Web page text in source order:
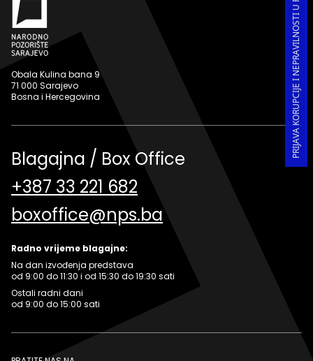
PRIJAVA KORUPCIJE I NEPRAVILNOSTI U RADU
Obala Kulina bana 9
71 000 Sarajevo
Bosna i Hercegovina
Blagajna / Box Office
+387 33 221 682
boxoffice@nps.ba
Radno vrijeme blagajne:
Na dan izvođenja predstava
od 9:00 do 11:30 i od 15:30 do 19:30 sati
Ostali radni dani
od 9:00 do 15:00 sati